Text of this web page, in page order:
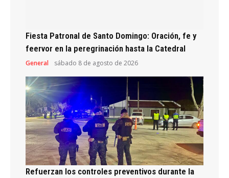
Fiesta Patronal de Santo Domingo: Oración, fe y
feervor en la peregrinación hasta la Catedral
General sábado 8 de agosto de 2026
Refuerzan los controles preventivos durante la